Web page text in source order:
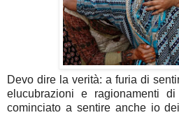
Devo dire la verità: a furia di
elucubrazioni e ragionamenti
cominciato a sentire anche io